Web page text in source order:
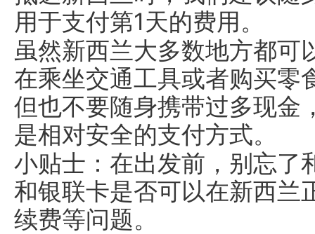
用于支付第1天的费用。
虽然新西兰大多数地方都可
在乘坐交通工具或者购买零
但也不要随身携带过多现金
是相对安全的支付方式。
小贴士：在出发前，别忘了
和银联卡是否可以在新西兰
续费等问题。